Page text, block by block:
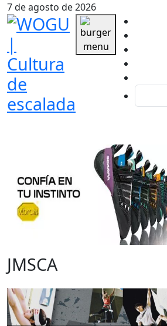
7 de agosto de 2026
JMSCA